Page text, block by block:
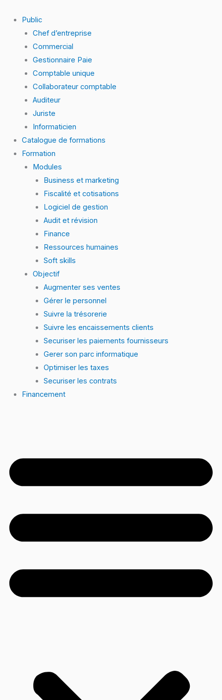
content
Public
Chef d’entreprise
Commercial
Gestionnaire Paie
Comptable unique
Collaborateur comptable
Auditeur
Juriste
Informaticien
Catalogue de formations
Formation
Modules
Business et marketing
Fiscalité et cotisations
Logiciel de gestion
Audit et révision
Finance
Ressources humaines
Soft skills
Objectif
Augmenter ses ventes
Gérer le personnel
Suivre la trésorerie
Suivre les encaissements clients
Securiser les paiements fournisseurs
Gerer son parc informatique
Optimiser les taxes
Securiser les contrats
Financement